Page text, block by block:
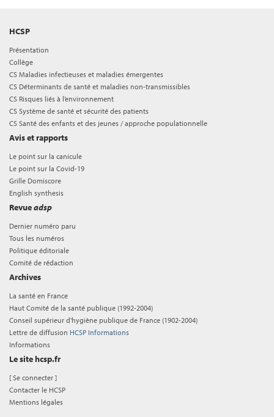
HCSP
Présentation
Collège
CS Maladies infectieuses et maladies émergentes
CS Déterminants de santé et maladies non-transmissibles
CS Risques liés à l’environnement
CS Système de santé et sécurité des patients
CS Santé des enfants et des jeunes / approche populationnelle
Avis et rapports
Le point sur la canicule
Le point sur la Covid-19
Grille Domiscore
English synthesis
Revueadsp
Dernier numéro paru
Tous les numéros
Politique éditoriale
Comité de rédaction
Archives
La santé en France
Haut Comité de la santé publique (1992-2004)
Conseil supérieur d'hygiène publique de France (1902-2004)
Lettre de diffusion HCSP Informations
Informations
Le site hcsp.fr
[Se connecter ]
Contacter le HCSP
Mentions légales